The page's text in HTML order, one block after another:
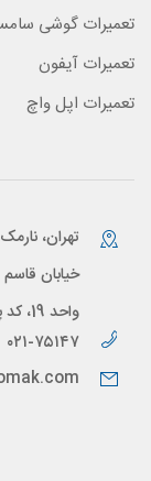
تعمیرات گوشی
تعمیرات آیفون
تعمیرات اپل واچ
تهران،
واحد 19، کد پستی: 1646668634
۰۲۱-۷۵۱۴۷